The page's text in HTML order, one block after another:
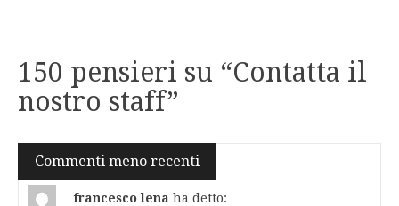
150 pensieri su “Contatta il
nostro staff”
Navigazione
commenti
Commenti meno recenti
francesco lena ha detto: